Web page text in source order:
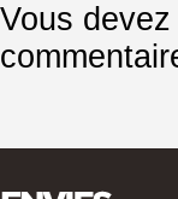
Vous devez